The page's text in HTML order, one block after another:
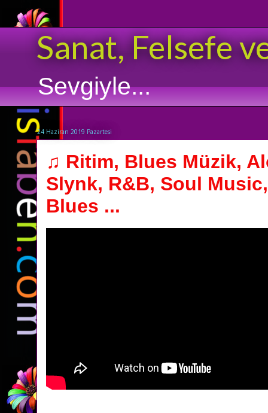
Sanat, Felsefe
Sevgiyle...
24 Haziran 2019 Pazartesi
♫ Ritim, Blues Müzik,
Slynk, R&B, Soul
Blues ...